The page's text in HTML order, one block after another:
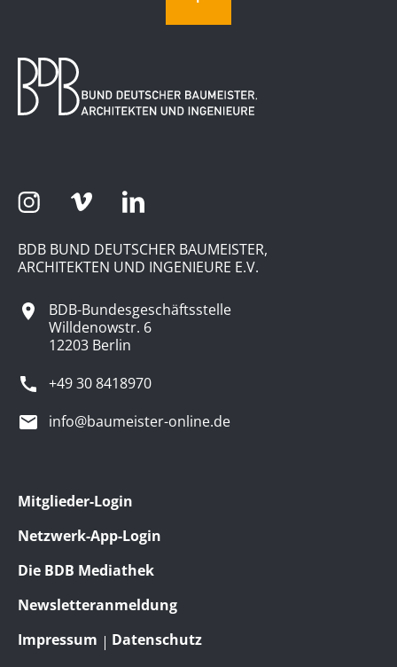
BDB BUND DEUTSCHER BAUMEISTER,
ARCHITEKTEN UND INGENIEURE E.V.
BDB-Bundesgeschäftsstelle
Willdenowstr. 6
12203 Berlin
+49 30 8418970
info@baumeister-online.de
Mitglieder-Login
Netzwerk-App-Login
Die BDB Mediathek
Newsletteranmeldung
Impressum
Datenschutz